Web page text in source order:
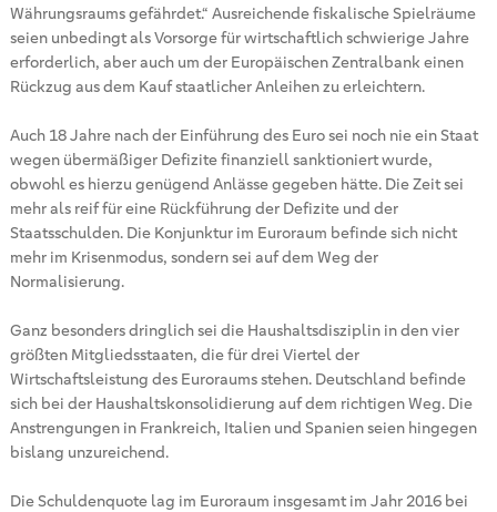
Währungsraums gefährdet.“ Ausreichende fiskalische Spielräume
seien unbedingt als Vorsorge für wirtschaftlich schwierige Jahre
erforderlich, aber auch um der Europäischen Zentralbank einen
Rückzug aus dem Kauf staatlicher Anleihen zu erleichtern.
Auch 18 Jahre nach der Einführung des Euro sei noch nie ein Staat
wegen übermäßiger Defizite finanziell sanktioniert wurde,
obwohl es hierzu genügend Anlässe gegeben hätte. Die Zeit sei
mehr als reif für eine Rückführung der Defizite und der
Staatsschulden. Die Konjunktur im Euroraum befinde sich nicht
mehr im Krisenmodus, sondern sei auf dem Weg der
Normalisierung.
Ganz besonders dringlich sei die Haushaltsdisziplin in den vier
größten Mitgliedsstaaten, die für drei Viertel der
Wirtschaftsleistung des Euroraums stehen. Deutschland befinde
sich bei der Haushaltskonsolidierung auf dem richtigen Weg. Die
Anstrengungen in Frankreich, Italien und Spanien seien hingegen
bislang unzureichend.
Die Schuldenquote lag im Euroraum insgesamt im Jahr 2016 bei